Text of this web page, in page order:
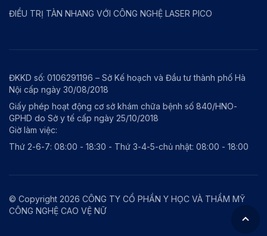
ĐIỀU TRỊ TÀN NHANG VỚI CÔNG NGHỆ LASER PICO
ĐKKD số: 0106291196 – Sở Kế hoạch và Đầu tư thành phố Hà
Nội cấp ngày 30/08/2018
Giấy phép hoạt động cơ sở khám chữa bệnh số 840/HNO-
GPHD do Sở y tế cấp ngày 25/10/2018
Giờ làm việc:
Thứ 2-6-7: 08:00 - 18:30 - Thứ 3-4-5-chủ nhật: 08:00 - 18:00
© Copyright 2026 CÔNG TY CỔ PHẦN Y HỌC VÀ THẨM MỸ
CÔNG NGHỆ CAO VỆ NỮ